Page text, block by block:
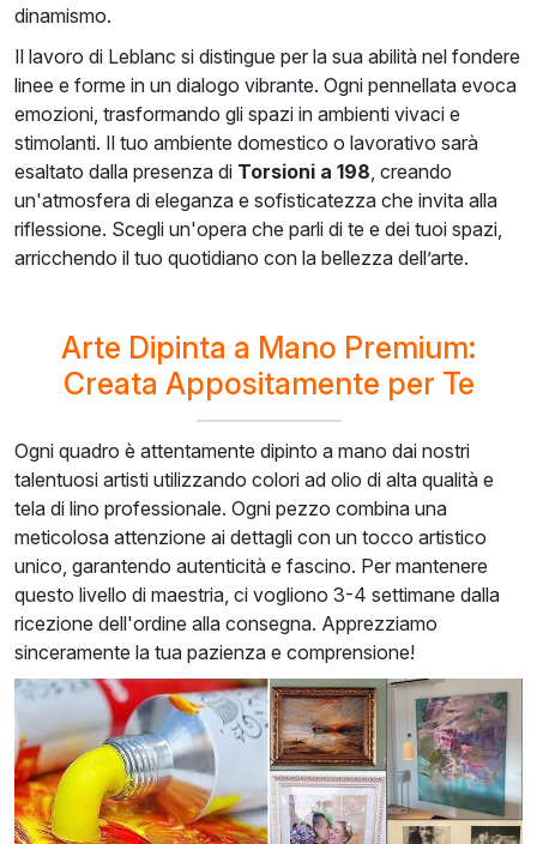
dinamismo.
Il lavoro di Leblanc si distingue per la sua abilità nel fondere
linee e forme in un dialogo vibrante. Ogni pennellata evoca
emozioni, trasformando gli spazi in ambienti vivaci e
stimolanti. Il tuo ambiente domestico o lavorativo sarà
esaltato dalla presenza di Torsioni a 198 , creando
un'atmosfera di eleganza e sofisticatezza che invita alla
riflessione. Scegli un'opera che parli di te e dei tuoi spazi,
arricchendo il tuo quotidiano con la bellezza dell’arte.
Arte Dipinta a Mano Premium:
Creata Appositamente per Te
Ogni quadro è attentamente dipinto a mano dai nostri
talentuosi artisti utilizzando colori ad olio di alta qualità e
tela di lino professionale. Ogni pezzo combina una
meticolosa attenzione ai dettagli con un tocco artistico
unico, garantendo autenticità e fascino. Per mantenere
questo livello di maestria, ci vogliono 3-4 settimane dalla
ricezione dell'ordine alla consegna. Apprezziamo
sinceramente la tua pazienza e comprensione!